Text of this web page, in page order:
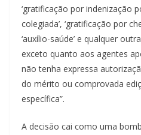
‘gratificação por indenização
colegiada’, ‘gratificação por
‘auxílio-saúde’ e qualquer
exceto quanto aos agentes
não tenha expressa
do mérito ou comprovada
específica”.
A decisão cai como uma